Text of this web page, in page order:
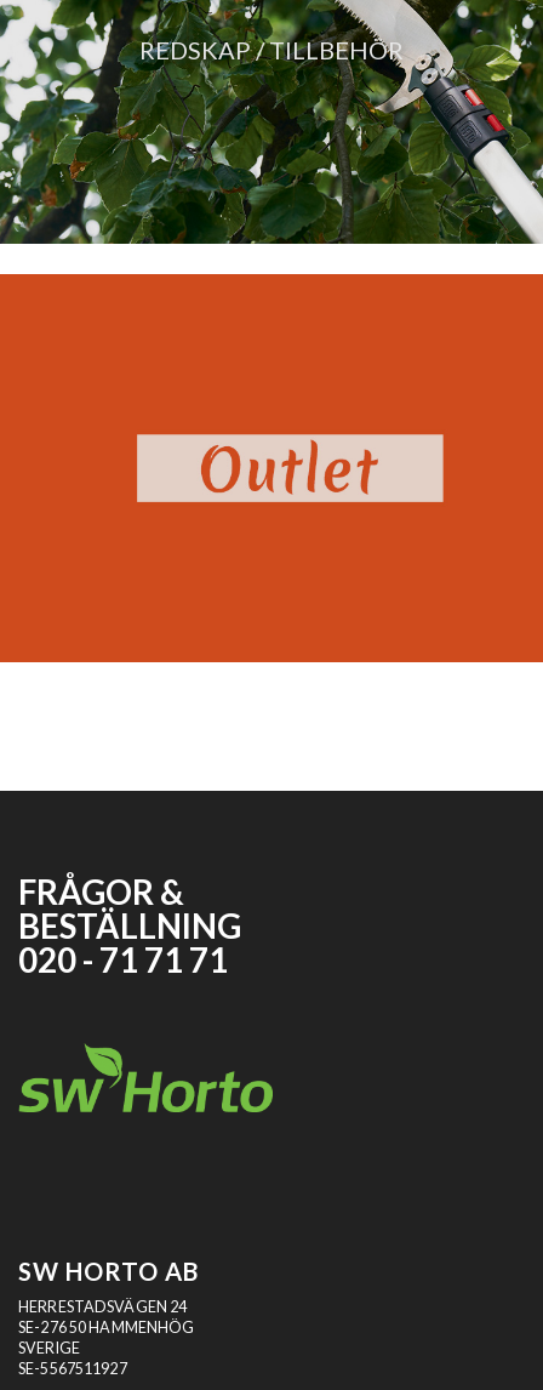
REDSKAP / TILLBEHÖR
FRÅGOR &
BESTÄLLNING
020 - 71 71 71
SW HORTO AB
HERRESTADSVÄGEN 24
SE-276 50 HAMMENHÖG
SVERIGE
SE-5567511927